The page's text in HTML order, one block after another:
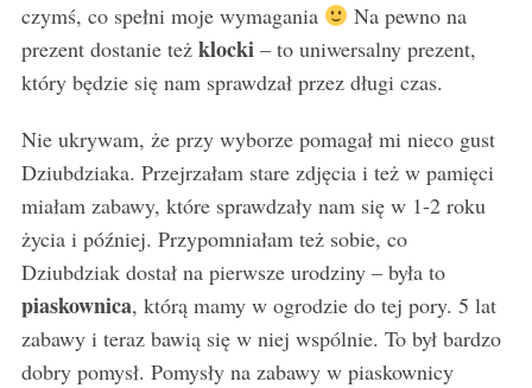
czymś, co spełni moje wymagania
Na pewno na
prezent dostanie też klocki – to uniwersalny prezent,
który będzie się nam sprawdzał przez długi czas.
Nie ukrywam, że przy wyborze pomagał mi nieco gust
Dziubdziaka. Przejrzałam stare zdjęcia i też w pamięci
miałam zabawy, które sprawdzały nam się w 1-2 roku
życia i później. Przypomniałam też sobie, co
Dziubdziak dostał na pierwsze urodziny – była to
piaskownica, którą mamy w ogrodzie do tej pory. 5 lat
zabawy i teraz bawią się w niej wspólnie. To był bardzo
dobry pomysł. Pomysły na zabawy w piaskownicy